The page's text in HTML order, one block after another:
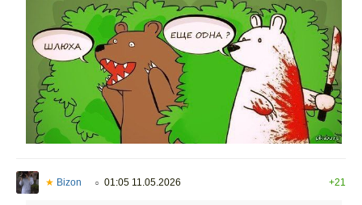
★ Bizon ○ 01:05 11.05.2026 +21